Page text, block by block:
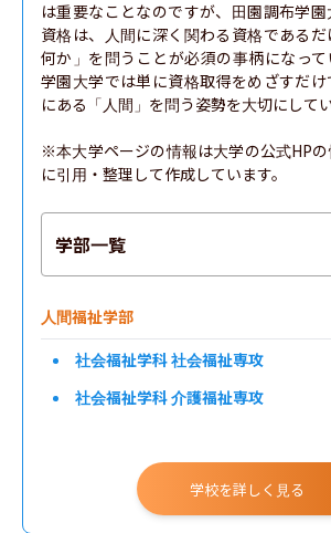
は重要なことなのですが、田園調布学
資格は、人間に深く関わる資格である
何か」を問うことが必須の事柄になっ
学園大学では単に資格取得をめざすだ
にある「人間」を問う姿勢を大切にしてい
※本大学ページの情報は大学の公式HP
に引用・整理して作成しています。
学部一覧
人間福祉学部
社会福祉学科 社会福祉専攻
社会福祉学科 介護福祉専攻
学校を詳しく見る